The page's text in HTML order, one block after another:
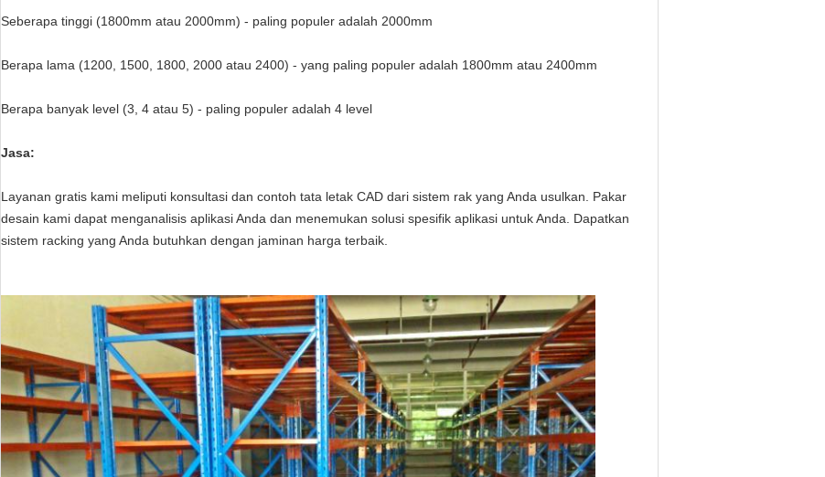
Seberapa tinggi (1800mm atau 2000mm) - paling populer adalah 2000mm
Berapa lama (1200, 1500, 1800, 2000 atau 2400) - yang paling populer adalah 1800mm atau 2400mm
Berapa banyak level (3, 4 atau 5) - paling populer adalah 4 level
Jasa:
Layanan gratis kami meliputi konsultasi dan contoh tata letak CAD dari sistem rak yang Anda usulkan.
Pakar
desain kami dapat menganalisis aplikasi Anda dan menemukan solusi spesifik aplikasi untuk Anda.
Dapatkan
sistem racking yang Anda butuhkan dengan jaminan harga terbaik.